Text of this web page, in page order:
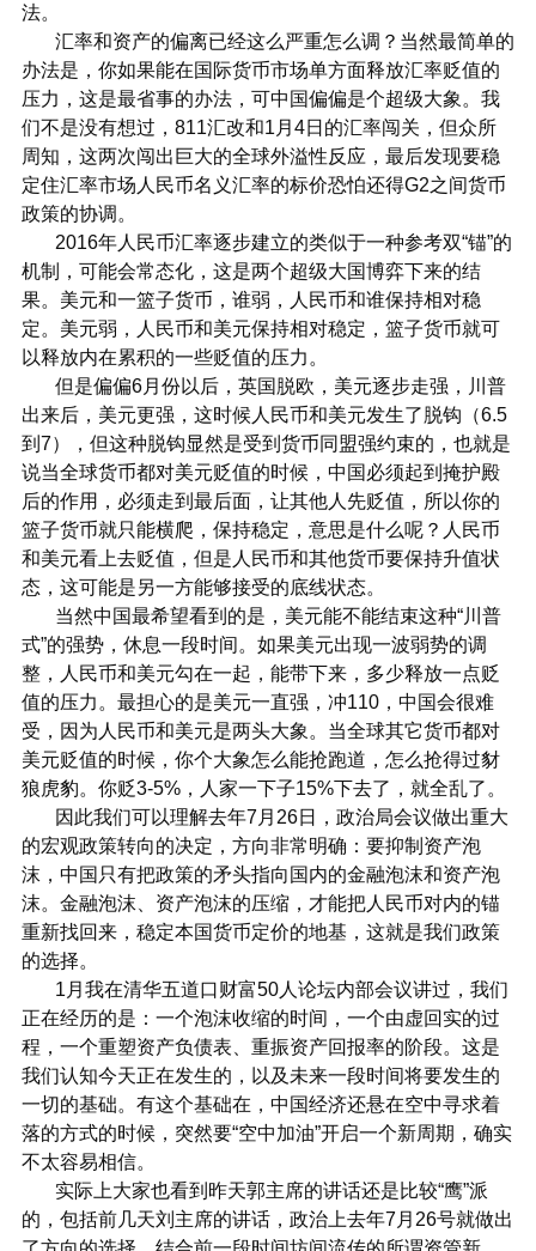
法。
汇率和资产的偏离已经这么严重怎么调？当然最简单的
办法是，你如果能在国际货币市场单方面释放汇率贬值的
压力，这是最省事的办法，可中国偏偏是个超级大象。我
们不是没有想过，811汇改和1月4日的汇率闯关，但众所
周知，这两次闯出巨大的全球外溢性反应，最后发现要稳
定住汇率市场人民币名义汇率的标价恐怕还得G2之间货币
政策的协调。
2016年人民币汇率逐步建立的类似于一种参考双“锚”的
机制，可能会常态化，这是两个超级大国博弈下来的结
果。美元和一篮子货币，谁弱，人民币和谁保持相对稳
定。美元弱，人民币和美元保持相对稳定，篮子货币就可
以释放内在累积的一些贬值的压力。
但是偏偏6月份以后，英国脱欧，美元逐步走强，川普
出来后，美元更强，这时候人民币和美元发生了脱钩（6.5
到7），但这种脱钩显然是受到货币同盟强约束的，也就是
说当全球货币都对美元贬值的时候，中国必须起到掩护殿
后的作用，必须走到最后面，让其他人先贬值，所以你的
篮子货币就只能横爬，保持稳定，意思是什么呢？人民币
和美元看上去贬值，但是人民币和其他货币要保持升值状
态，这可能是另一方能够接受的底线状态。
当然中国最希望看到的是，美元能不能结束这种“川普
式”的强势，休息一段时间。如果美元出现一波弱势的调
整，人民币和美元勾在一起，能带下来，多少释放一点贬
值的压力。最担心的是美元一直强，冲110，中国会很难
受，因为人民币和美元是两头大象。当全球其它货币都对
美元贬值的时候，你个大象怎么能抢跑道，怎么抢得过豺
狼虎豹。你贬3-5%，人家一下子15%下去了，就全乱了。
因此我们可以理解去年7月26日，政治局会议做出重大
的宏观政策转向的决定，方向非常明确：要抑制资产泡
沫，中国只有把政策的矛头指向国内的金融泡沫和资产泡
沫。金融泡沫、资产泡沫的压缩，才能把人民币对内的锚
重新找回来，稳定本国货币定价的地基，这就是我们政策
的选择。
1月我在清华五道口财富50人论坛内部会议讲过，我们
正在经历的是：一个泡沫收缩的时间，一个由虚回实的过
程，一个重塑资产负债表、重振资产回报率的阶段。这是
我们认知今天正在发生的，以及未来一段时间将要发生的
一切的基础。有这个基础在，中国经济还悬在空中寻求着
落的方式的时候，突然要“空中加油”开启一个新周期，确实
不太容易相信。
实际上大家也看到昨天郭主席的讲话还是比较“鹰”派
的，包括前几天刘主席的讲话，政治上去年7月26号就做出